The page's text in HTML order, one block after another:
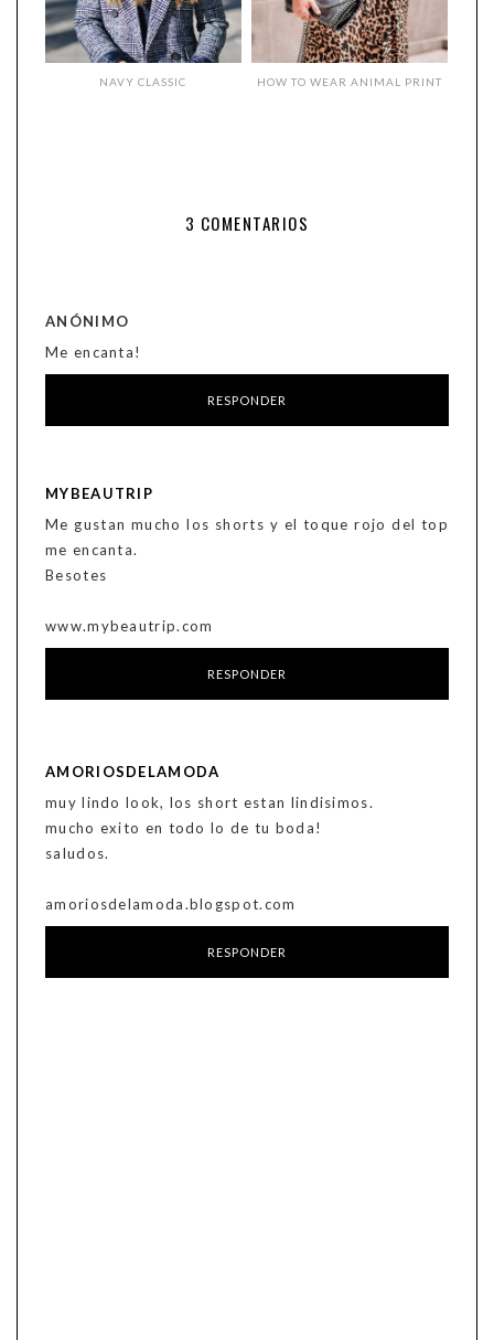
NAVY CLASSIC HOW TO WEAR ANIMAL PRINT
3 COMENTARIOS
ANÓNIMO
Me encanta!
RESPONDER
MYBEAUTRIP
Me gustan mucho los shorts y el toque rojo del top
me encanta.
Besotes
www.mybeautrip.com
RESPONDER
AMORIOSDELAMODA
muy lindo look, los short estan lindisimos.
mucho exito en todo lo de tu boda!
saludos.
amoriosdelamoda.blogspot.com
RESPONDER